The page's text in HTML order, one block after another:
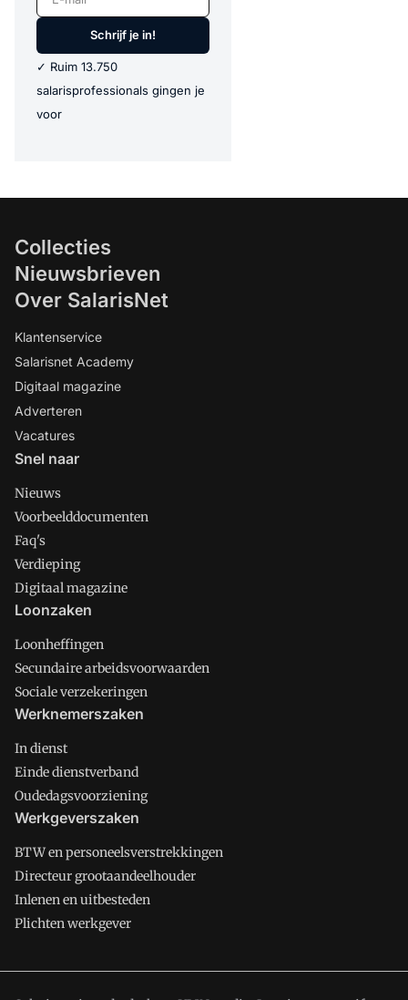
Schrijf je in!
✓ Ruim 13.750
salarisprofessionals gingen je
voor
Collecties
Nieuwsbrieven
Over SalarisNet
Klantenservice
Salarisnet Academy
Digitaal magazine
Adverteren
Vacatures
Snel naar
Nieuws
Voorbeelddocumenten
Faq's
Verdieping
Digitaal magazine
Loonzaken
Loonheffingen
Secundaire arbeidsvoorwaarden
Sociale verzekeringen
Werknemerszaken
In dienst
Einde dienstverband
Oudedagsvoorziening
Werkgeverszaken
BTW en personeelsverstrekkingen
Directeur grootaandeelhouder
Inlenen en uitbesteden
Plichten werkgever